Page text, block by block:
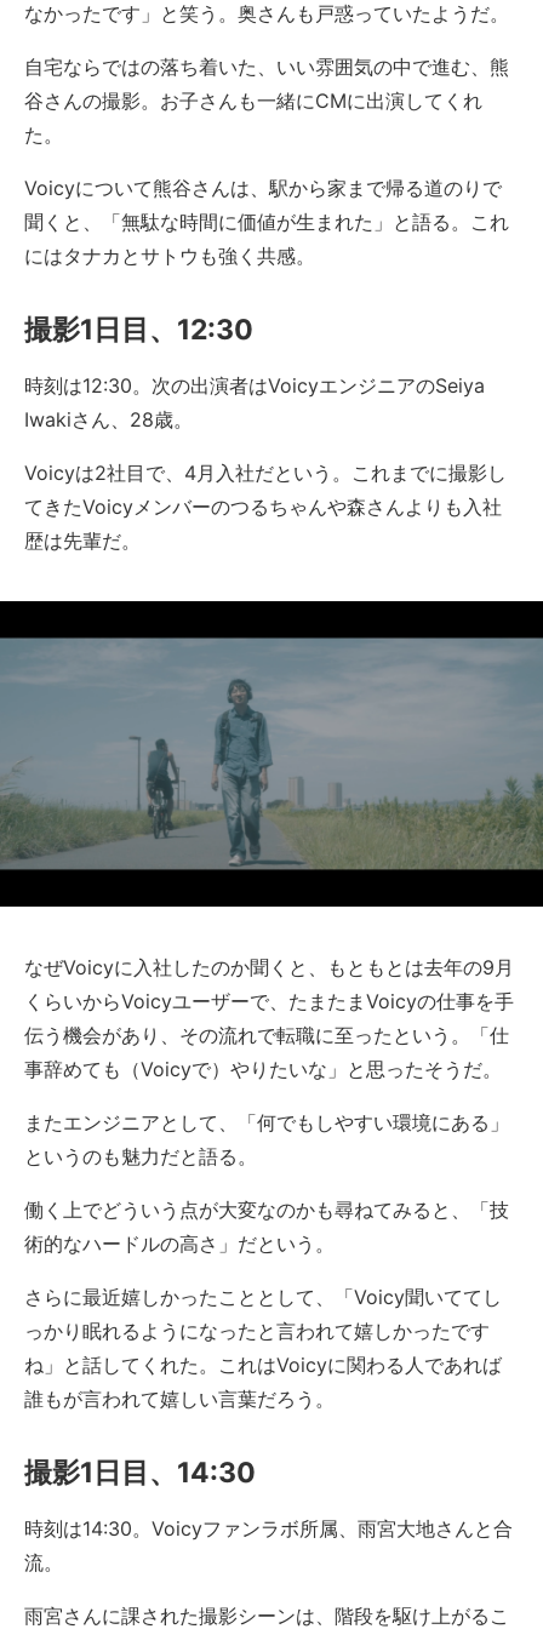
なかったです」と笑う。奥さんも戸惑っていたようだ。
自宅ならではの落ち着いた、いい雰囲気の中で進む、熊
谷さんの撮影。お子さんも一緒にCMに出演してくれ
た。
Voicyについて熊谷さんは、駅から家まで帰る道のりで
聞くと、「無駄な時間に価値が生まれた」と語る。これ
にはタナカとサトウも強く共感。
撮影1日目、12:30
時刻は12:30。次の出演者はVoicyエンジニアのSeiya
Iwakiさん、28歳。
Voicyは2社目で、4月入社だという。これまでに撮影し
てきたVoicyメンバーのつるちゃんや森さんよりも入社
歴は先輩だ。
なぜVoicyに入社したのか聞くと、もともとは去年の9月
くらいからVoicyユーザーで、たまたまVoicyの仕事を手
伝う機会があり、その流れで転職に至ったという。「仕
事辞めても（Voicyで）やりたいな」と思ったそうだ。
またエンジニアとして、「何でもしやすい環境にある」
というのも魅力だと語る。
働く上でどういう点が大変なのかも尋ねてみると、「技
術的なハードルの高さ」だという。
さらに最近嬉しかったこととして、「Voicy聞いててし
っかり眠れるようになったと言われて嬉しかったです
ね」と話してくれた。これはVoicyに関わる人であれば
誰もが言われて嬉しい言葉だろう。
撮影1日目、14:30
時刻は14:30。Voicyファンラボ所属、雨宮大地さんと合
流。
雨宮さんに課された撮影シーンは、階段を駆け上がるこ